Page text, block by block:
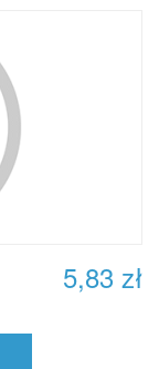
5,83 zł